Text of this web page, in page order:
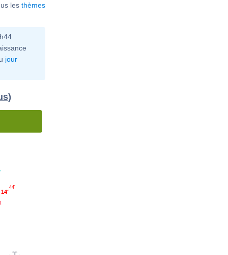
les thèmes
jour
14°
44'